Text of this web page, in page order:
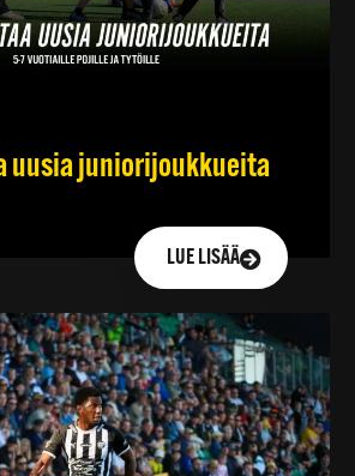
uusia juniorijoukkueita
LUE LISÄÄ